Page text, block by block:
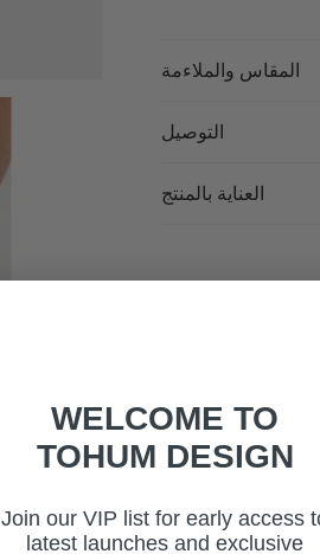
المقاس والملاءمة
التوصيل
العناية بالمنتج
WELCOME TO
TOHUM DESIGN
Join our VIP list for early access
latest launches and exclusive